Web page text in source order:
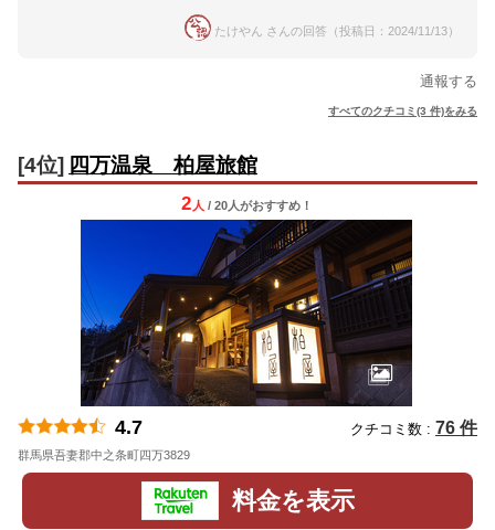
たけやん さんの回答（投稿日：2024/11/13）
通報する
すべてのクチコミ(3 件)をみる
[4位] 四万温泉 柏屋旅館
2 人 / 20人がおすすめ！
4.7 クチコミ数 : 76 件
群馬県吾妻郡中之条町四万3829
料金を表示